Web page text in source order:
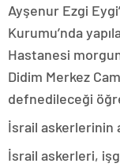
Ayşenur Ezgi
Kurumu’nda
Hastanesi
Didim Merkez
defnedileceği
İsrail askerlerinin
İsrail askerleri,